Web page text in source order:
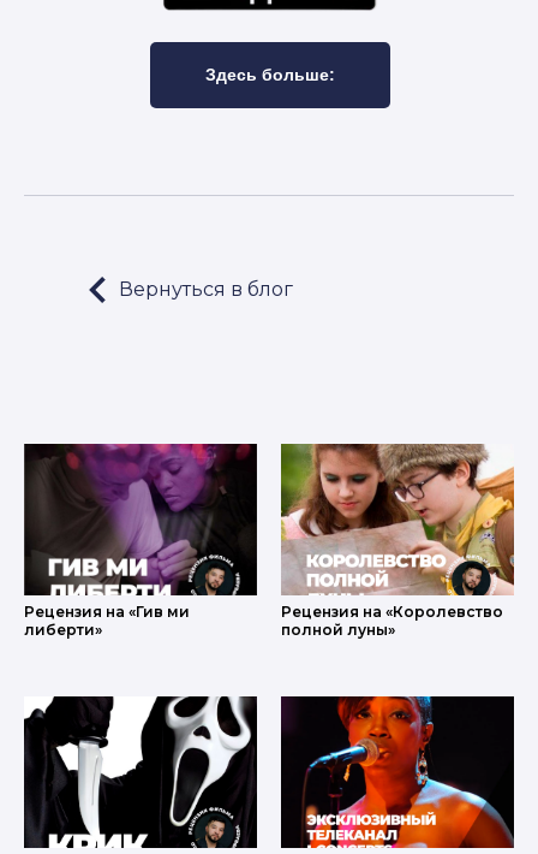
Здесь больше:
Вернуться в блог
LET'S GO!
Рецензия на «Гив ми
либерти»
Рецензия на «Королевство
полной луны»